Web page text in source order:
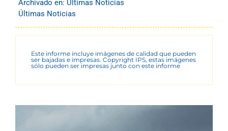
Archivado en: Últimas Noticias
Últimas Noticias
Este informe incluye imágenes de calidad que pueden
ser bajadas e impresas. Copyright IPS, estas imágenes
sólo pueden ser impresas junto con este informe